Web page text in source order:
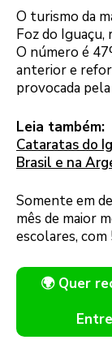
O turismo da
Foz do
O número é
anterior e
provocada
Leia também:
Cataratas do
Brasil e na
Somente em
mês de maior
escolares,
🌍 Quer